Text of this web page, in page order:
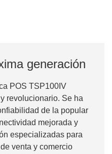
generación
POS TSP100IV
revolucionario. Se ha
de la popular
mejorada y
especializadas para
venta y comercio